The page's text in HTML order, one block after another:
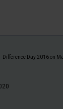
Difference Day 2016 on